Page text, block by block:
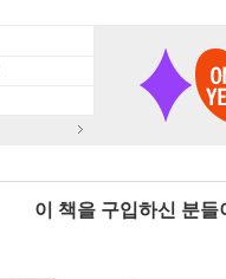
이 책을 구입하신 분